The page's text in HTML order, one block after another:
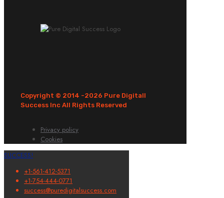
Copyright © 2014 -2026 Pure Digitall
Success Inc All Rights Reserved
Privacy policy
Cookies
SUCCESS!
+1-561-412-5371
+1-754-444-0771
success@puredigitalsuccess.com